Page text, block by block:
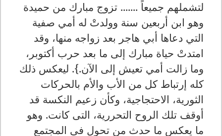
لتشملهم جميعاً ....... تزوج مبارك من حميدة
وهو ابن أربعين سنة وولدتْ له أمي صفية
التي دعاها أبي هاجر بعد زواجه منها، وقد
امتدتْ حياة مبارك إلى ما بعد حرب أكتوبر،
وما زالت أمي تعيش إلى الآن.}. ليعكس ذلك
كله إرتباط كل من الأب والأم بالحركات
الثورية، الاحتجاجية، وكأن زعيم النكسة قد
أوقف تلك الروح التحررية، التى كانت. وهو
ما يعكس ما حدث من تحول فى المجتمع